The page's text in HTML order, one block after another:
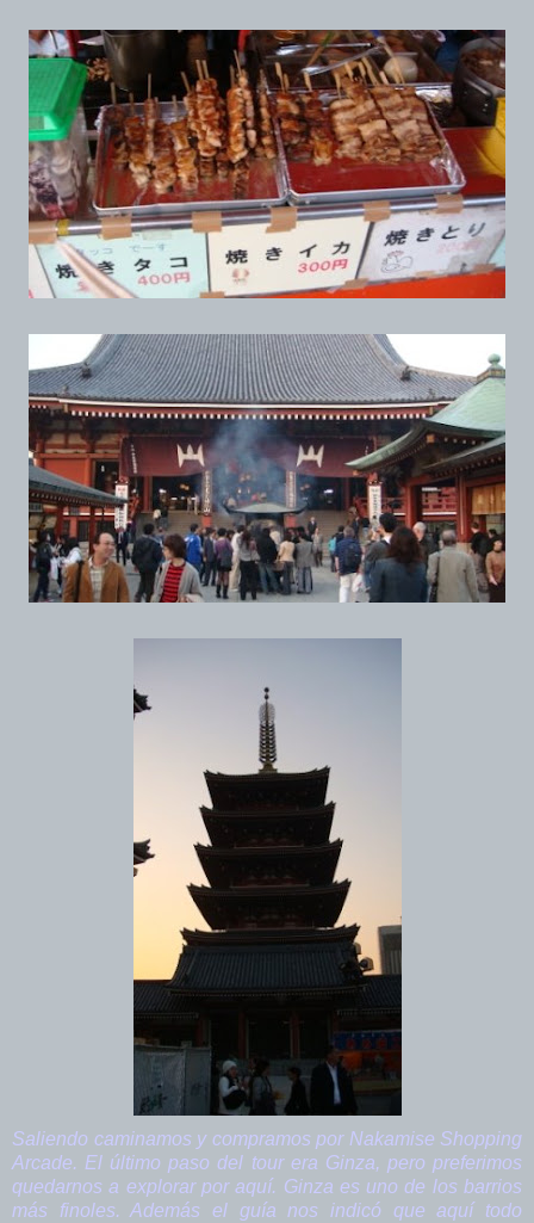
Saliendo caminamos y compramos por Nakamise Shopping
Arcade. El último paso del tour era Ginza, pero preferimos
quedarnos a explorar por aquí. Ginza es uno de los barrios
más finoles. Además el guía nos indicó que aquí todo